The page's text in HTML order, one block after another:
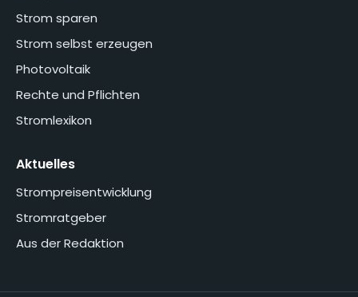
Strom sparen
Strom selbst erzeugen
Photovoltaik
Rechte und Pflichten
Stromlexikon
Aktuelles
Strompreisentwicklung
Stromratgeber
Aus der Redaktion